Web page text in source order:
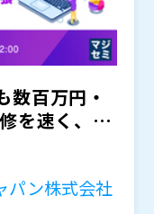
のビジネスを支援
ケーションとデ
資産です。この資
なく温存しつ
ることができれ
短期間・低リス
i をご紹介しま
IBM i カスタマ
予告なく変更さ
ただきます。 ※
前であってもお断
数百万円・
を速く、安
パン株式会社